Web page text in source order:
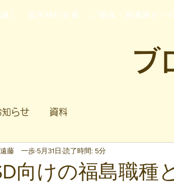
) 就労移行支援 ご家族・発達障がい
ブ
知らせ 資料
向けの福島職種
遠藤 一歩 5月31日 読了時間: 5分